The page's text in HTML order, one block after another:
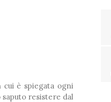
è spiegata ogni
resistere dal